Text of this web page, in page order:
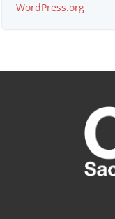
WordPress.org